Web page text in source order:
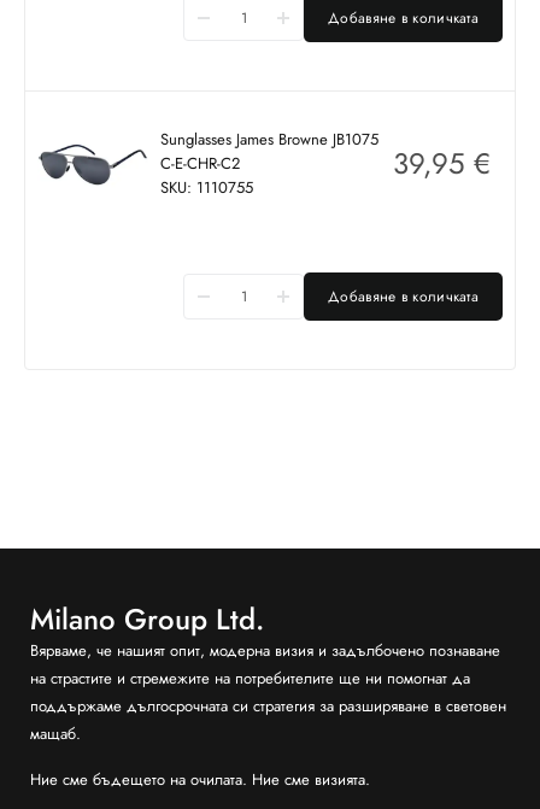
Добавяне в количката
Sunglasses James Browne JB1075
C-E-CHR-C2
SKU: 1110755
39,95 €
Добавяне в количката
Milano Group Ltd.
Вярваме, че нашият опит, модерна визия и задълбочено познаване
на страстите и стремежите на потребителите ще ни помогнат да
поддържаме дългосрочната си стратегия за разширяване в световен
мащаб.
Ние сме бъдещето на очилата. Ние сме визията.